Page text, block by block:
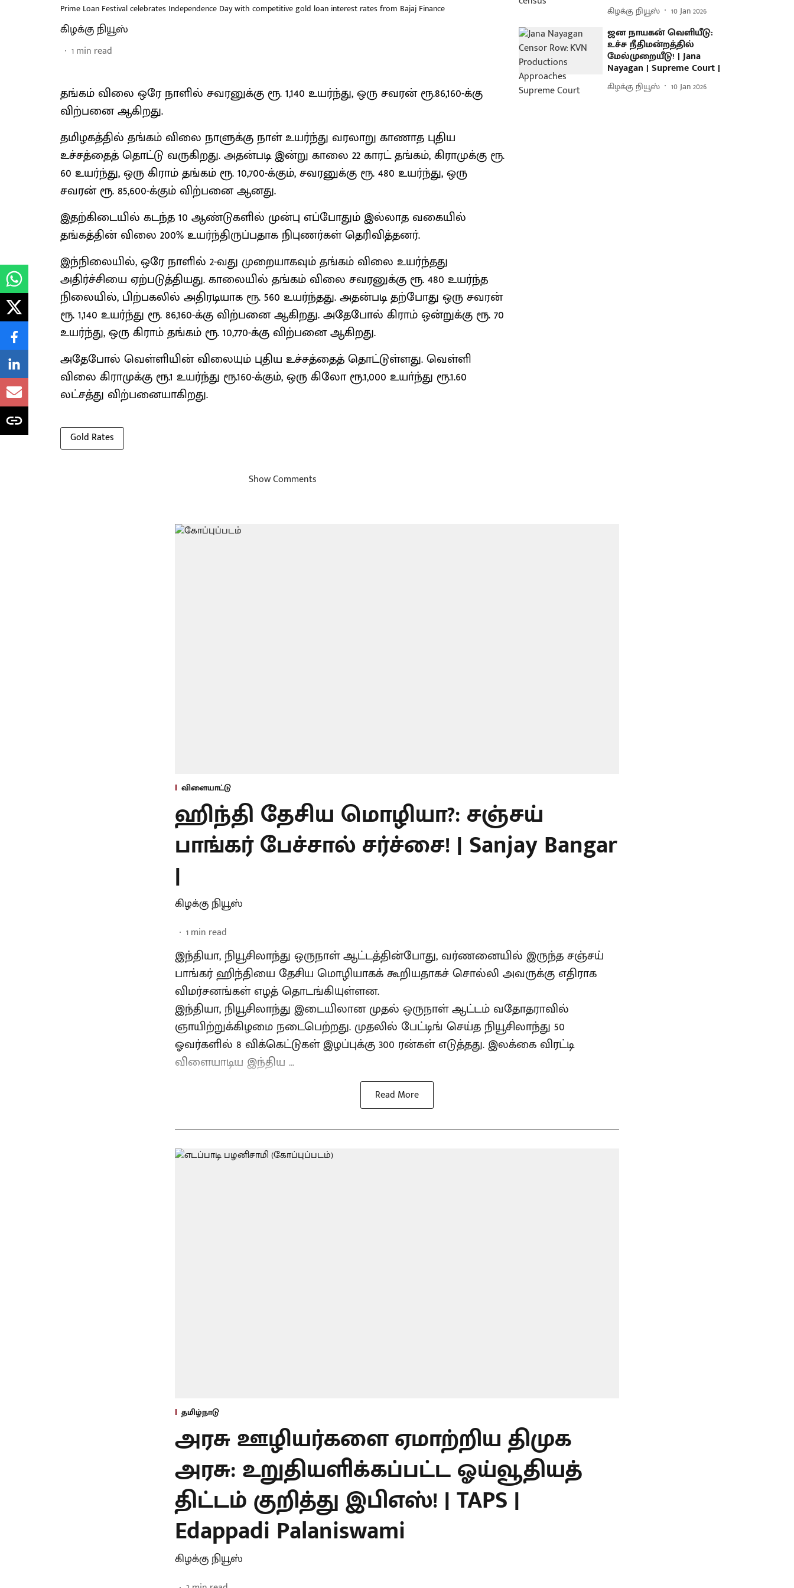
Prime Loan Festival celebrates Independence Day with competitive gold loan interest rates from Bajaj Finance
கிழக்கு நியூஸ்
1min read
தங்கம் விலை ஒரே நாளில் சவரனுக்கு ரூ. 1,140 உயர்ந்து, ஒரு சவரன் ரூ.86,160-க்கு
விற்பனை ஆகிறது.
தமிழகத்தில் தங்கம் விலை நாளுக்கு நாள் உயர்ந்து வரலாறு காணாத புதிய
உச்சத்தைத் தொட்டு வருகிறது. அதன்படி இன்று காலை 22 காரட் தங்கம், கிராமுக்கு ரூ.
60 உயர்ந்து, ஒரு கிராம் தங்கம் ரூ. 10,700-க்கும், சவரனுக்கு ரூ. 480 உயர்ந்து, ஒரு
சவரன் ரூ. 85,600-க்கும் விற்பனை ஆனது.
இதற்கிடையில் கடந்த 10 ஆண்டுகளில் முன்பு எப்போதும் இல்லாத வகையில்
தங்கத்தின் விலை 200% உயர்ந்திருப்பதாக நிபுணர்கள் தெரிவித்தனர்.
இந்நிலையில், ஒரே நாளில் 2-வது முறையாகவும் தங்கம் விலை உயர்ந்தது
அதிர்ச்சியை ஏற்படுத்தியது. காலையில் தங்கம் விலை சவரனுக்கு ரூ. 480 உயர்ந்த
நிலையில், பிற்பகலில் அதிரடியாக ரூ. 560 உயர்ந்தது. அதன்படி தற்போது ஒரு சவரன்
ரூ. 1,140 உயர்ந்து ரூ. 86,160-க்கு விற்பனை ஆகிறது. அதேபோல் கிராம் ஒன்றுக்கு ரூ. 70
உயர்ந்து, ஒரு கிராம் தங்கம் ரூ. 10,770-க்கு விற்பனை ஆகிறது.
அதேபோல் வெள்ளியின் விலையும் புதிய உச்சத்தைத் தொட்டுள்ளது. வெள்ளி
விலை கிராமுக்கு ரூ.1 உயர்ந்து ரூ.160-க்கும், ஒரு கிலோ ரூ.1,000 உயா்ந்து ரூ.1.60
லட்சத்து விற்பனையாகிறது.
Gold Rates
Show Comments
கிழக்கு நியூஸ் 10 Jan 2026
ஜன நாயகன் வெளியீடு:
உச்ச நீதிமன்றத்தில்
மேல்முறையீடு! | Jana
Nayagan | Supreme Court |
கிழக்கு நியூஸ் 10 Jan 2026
விளையாட்டு
ஹிந்தி தேசிய மொழியா?: சஞ்சய்
பாங்கர் பேச்சால் சர்ச்சை! | Sanjay Bangar
|
கிழக்கு நியூஸ்
1min read
இந்தியா, நியூசிலாந்து ஒருநாள் ஆட்டத்தின்போது, வர்ணனையில் இருந்த சஞ்சய்
பாங்கர் ஹிந்தியை தேசிய மொழியாகக் கூறியதாகச் சொல்லி அவருக்கு எதிராக
விமர்சனங்கள் எழத் தொடங்கியுள்ளன.
இந்தியா, நியூசிலாந்து இடையிலான முதல் ஒருநாள் ஆட்டம் வதோதராவில்
ஞாயிற்றுக்கிழமை நடைபெற்றது. முதலில் பேட்டிங் செய்த நியூசிலாந்து 50
ஓவர்களில் 8 விக்கெட்டுகள் இழப்புக்கு 300 ரன்கள் எடுத்தது. இலக்கை விரட்டி
விளையாடிய இந்திய ...
Read More
தமிழ்நாடு
அரசு ஊழியர்களை ஏமாற்றிய திமுக
அரசு: உறுதியளிக்கப்பட்ட ஓய்வூதியத்
திட்டம் குறித்து இபிஎஸ்! | TAPS |
Edappadi Palaniswami
கிழக்கு நியூஸ்